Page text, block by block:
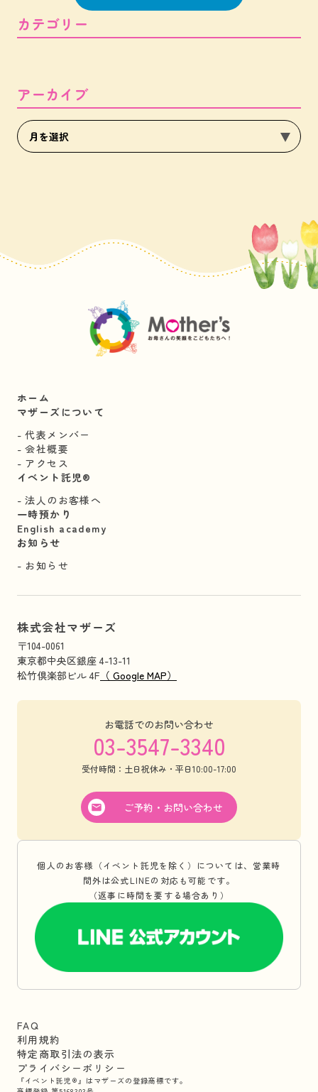
カテゴリー
アーカイブ
ホーム
マザーズについて
代表メンバー
会社概要
アクセス
イベント託児®︎
法人のお客様へ
一時預かり
English academy
お知らせ
お知らせ
株式会社マザーズ
〒104-0061
東京都中央区銀座 4-13-11
松竹倶楽部ビル 4F （ Google MAP）
お電話でのお問い合わせ
03-3547-3340
受付時間：土日祝休み・平日10:00-17:00
ご予約・お問い合わせ
個人のお客様（イベント託児を除く）については、営業時
間外は公式LINEの対応も可能です。
（返事に時間を要する場合あり）
FAQ
利用規約
特定商取引法の表示
プライバシーポリシー
『イベント託児®』はマザーズの登録商標です。